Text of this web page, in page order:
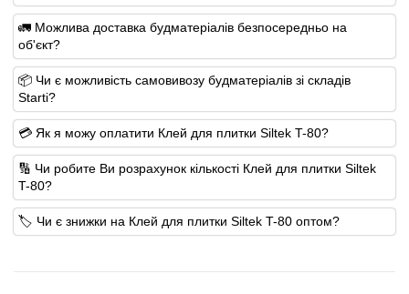
🚛 Можлива доставка будматеріалів безпосередньо на
об'єкт?
📦 Чи є можливість самовивозу будматеріалів зі складів
Starti?
💳 Як я можу оплатити Клей для плитки Siltek T-80?
🔢 Чи робите Ви розрахунок кількості Клей для плитки Siltek
T-80?
🏷️ Чи є знижки на Клей для плитки Siltek T-80 оптом?